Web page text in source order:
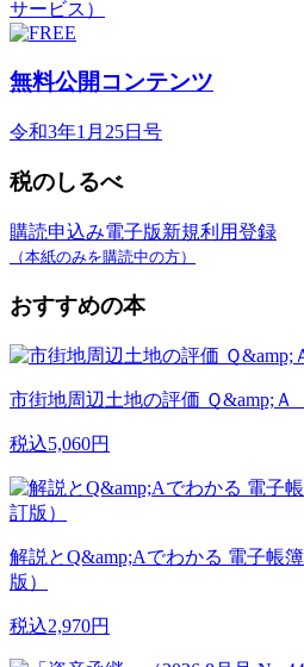
無料公開コンテンツ
令和3年1月25日号
税のしるべ
購読申込み電子版新規利用登録
（本紙のみを購読中の方）
おすすめの本
市街地周辺土地の評価 Ｑ&amp;Ａ
税込5,060円
解説とQ&amp;Aでわかる 電子帳
版）
税込2,970円